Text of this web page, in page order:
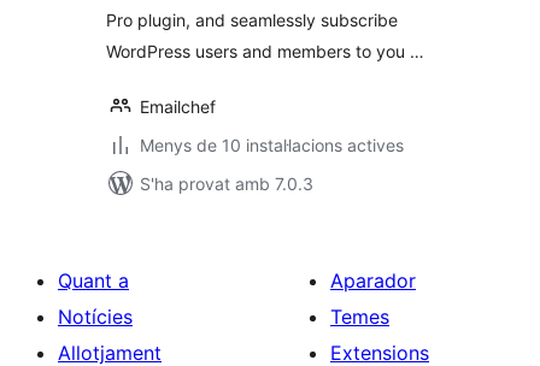
Pro plugin, and seamlessly subscribe
WordPress users and members to you …
Emailchef
Menys de 10 instal·lacions actives
S'ha provat amb 7.0.3
Quant a
Notícies
Allotjament
Aparador
Temes
Extensions